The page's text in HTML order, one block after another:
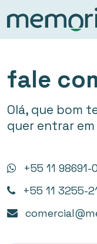
fale
Olá, que bom
quer entrar
+55 11 98691-
+55 11 3255-